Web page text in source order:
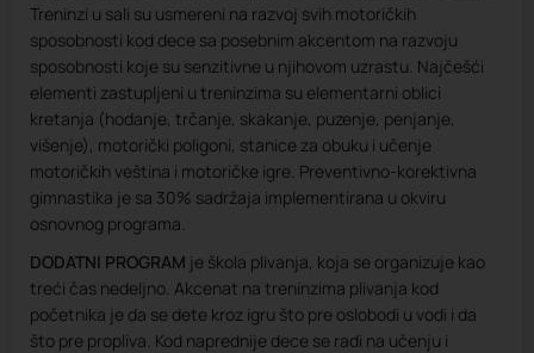
Treninzi u sali su usmereni na razvoj svih motoričkih
sposobnosti kod dece sa posebnim akcentom na razvoju
sposobnosti koje su senzitivne u njihovom uzrastu. Najčešći
elementi zastupljeni u treninzima su elementarni oblici
kretanja (hodanje, trčanje, skakanje, puzenje, penjanje,
višenje), motorički poligoni, stanice za obuku i učenje
motoričkih veština i motoričke igre. Preventivno-korektivna
gimnastika je sa 30% sadržaja implementirana u okviru
osnovnog programa.
DODATNI PROGRAM je škola plivanja, koja se organizuje kao
treći čas nedeljno. Akcenat na treninzima plivanja kod
početnika je da se dete kroz igru što pre oslobodi u vodi i da
što pre propliva. Kod naprednije dece se radi na učenju i